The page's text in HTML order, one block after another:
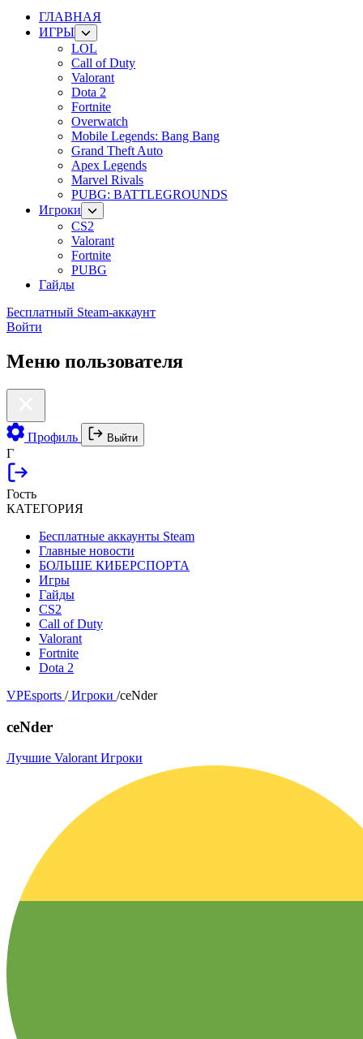
ГЛАВНАЯ
ИГРЫ
LOL
Call of Duty
Valorant
Dota 2
Fortnite
Overwatch
Mobile Legends: Bang Bang
Grand Theft Auto
Apex Legends
Marvel Rivals
PUBG: BATTLEGROUNDS
Игроки
CS2
Valorant
Fortnite
PUBG
Гайды
Бесплатный Steam-аккаунт
Войти
Меню пользователя
Профиль Выйти
Г
Гость
КАТЕГОРИЯ
Бесплатные аккаунты Steam
Главные новости
БОЛЬШЕ КИБЕРСПОРТА
Игры
Гайды
CS2
Call of Duty
Valorant
Fortnite
Dota 2
VPEsports / Игроки /ceNder
ceNder
Лучшие Valorant Игроки